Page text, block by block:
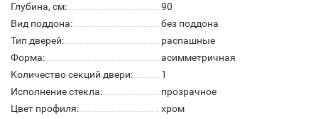
Глубина, см:
90
Вид поддона:
без поддона
Тип дверей:
распашные
Форма:
асимметричная
Количество секций двери:
1
Исполнение стекла:
прозрачное
Цвет профиля:
хром